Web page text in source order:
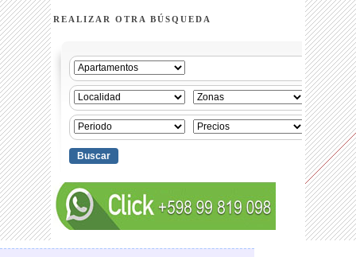
REALIZAR OTRA BÚSQUEDA